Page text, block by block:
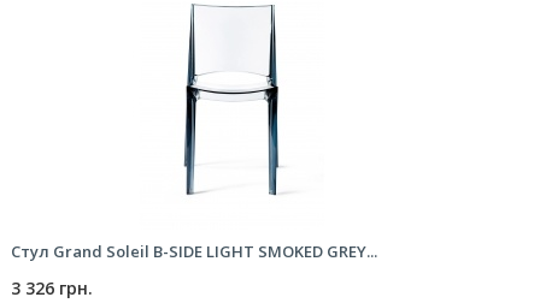
Стул Grand Soleil B-SIDE LIGHT SMOKED GREY...
3 326 грн.